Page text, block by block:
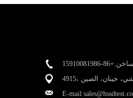
15910081986
جينان، الصين
E-mail: